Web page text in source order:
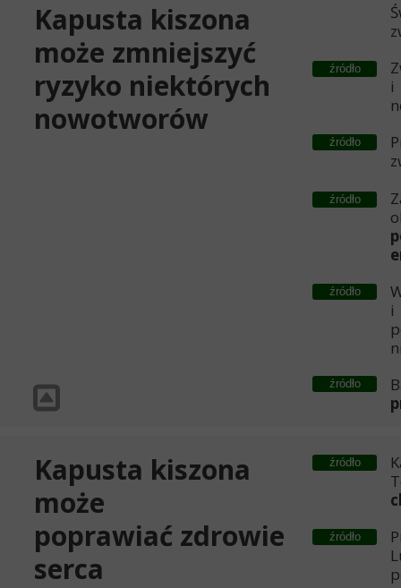
źródło
źródło
źródło
źródło
źródło
źródło
źródło
Kapusta kiszona
może
poprawiać zdrowie
serca
Kapusta kiszona
może zmniejszyć
ryzyko niektórych
nowotworów
i
i